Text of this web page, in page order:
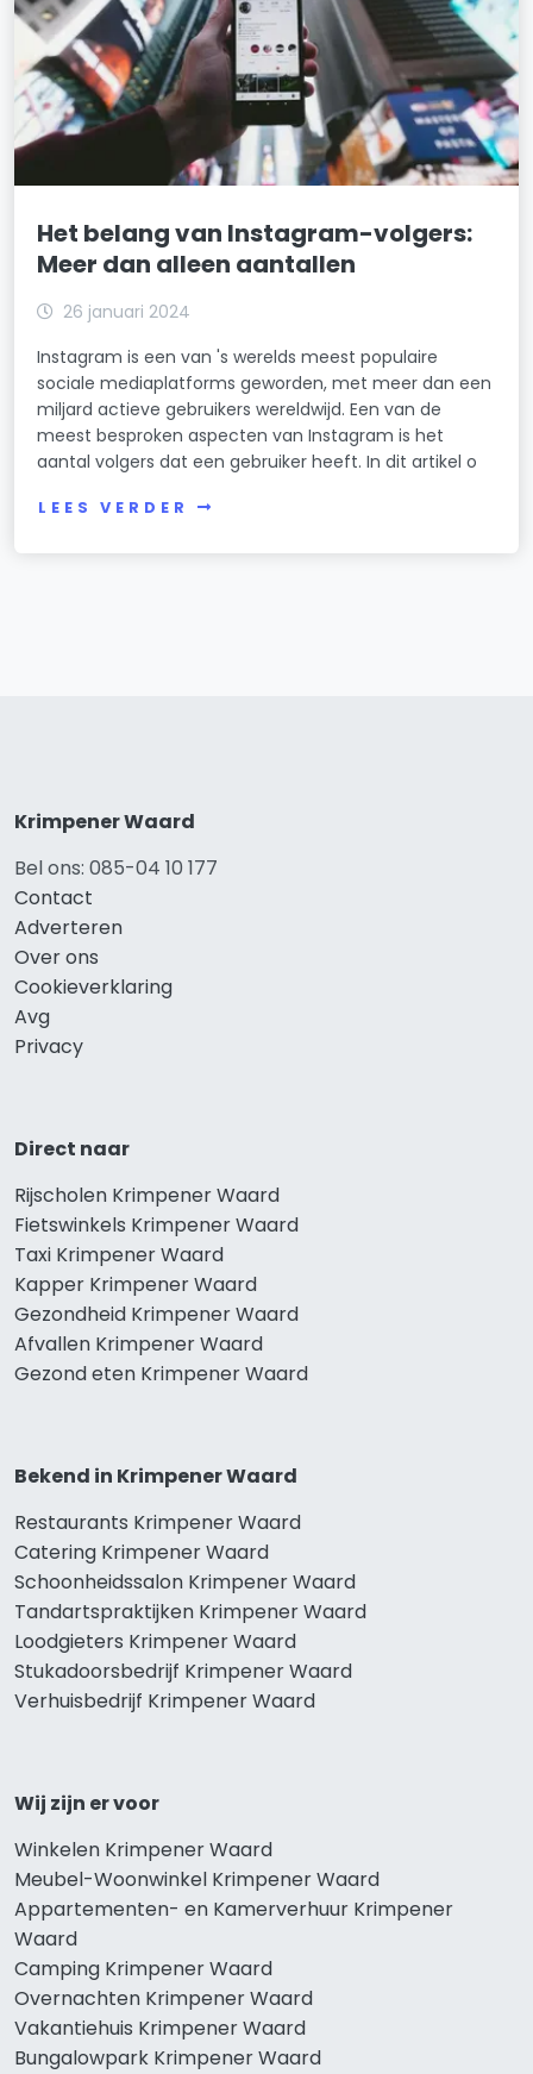
Het belang van Instagram-volgers:
Meer dan alleen aantallen
26 januari 2024
Instagram is een van 's werelds meest populaire
sociale mediaplatforms geworden, met meer dan een
miljard actieve gebruikers wereldwijd. Een van de
meest besproken aspecten van Instagram is het
aantal volgers dat een gebruiker heeft. In dit artikel o
LEES VERDER
Krimpener Waard
Bel ons: 085-04 10 177
Contact
Adverteren
Over ons
Cookieverklaring
Avg
Privacy
Direct naar
Rijscholen Krimpener Waard
Fietswinkels Krimpener Waard
Taxi Krimpener Waard
Kapper Krimpener Waard
Gezondheid Krimpener Waard
Afvallen Krimpener Waard
Gezond eten Krimpener Waard
Bekend in Krimpener Waard
Restaurants Krimpener Waard
Catering Krimpener Waard
Schoonheidssalon Krimpener Waard
Tandartspraktijken Krimpener Waard
Loodgieters Krimpener Waard
Stukadoorsbedrijf Krimpener Waard
Verhuisbedrijf Krimpener Waard
Wij zijn er voor
Winkelen Krimpener Waard
Meubel-Woonwinkel Krimpener Waard
Appartementen- en Kamerverhuur Krimpener
Waard
Camping Krimpener Waard
Overnachten Krimpener Waard
Vakantiehuis Krimpener Waard
Bungalowpark Krimpener Waard